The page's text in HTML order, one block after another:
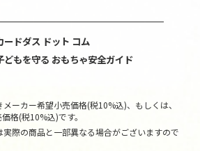
ードダス ドット コム
どもを守る おもちゃ安全ガイド
ーカー希望小売価格(税10%込)、もしくは、
格(税10%込)です。
際の商品と一部異なる場合がございますので